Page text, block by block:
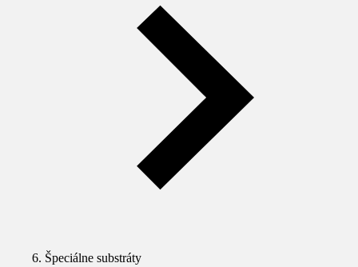
Špeciálne substráty